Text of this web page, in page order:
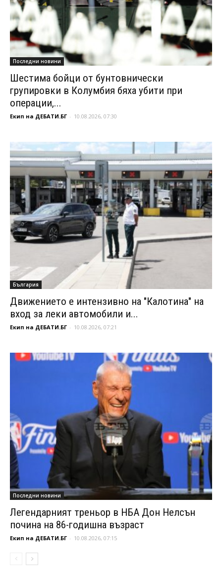
Последни новини
Шестима бойци от бунтовнически
групировки в Колумбия бяха убити при
операции,...
Екип на ДЕБАТИ.БГ - 10.08.2026, 07:30
България
Движението е интензивно на "Калотина" на
вход за леки автомобили и...
Екип на ДЕБАТИ.БГ - 10.08.2026, 07:21
Последни новини
Легендарният треньор в НБА Дон Нелсън
почина на 86-годишна възраст
Екип на ДЕБАТИ.БГ - 10.08.2026, 07:15